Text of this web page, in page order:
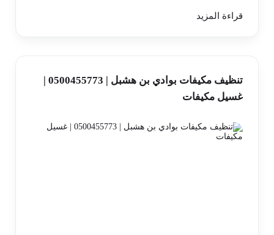
قراءة المزيد
تنظيف مكيفات بوادي بن هشبل | 0500455773 |
غسيل مكيفات